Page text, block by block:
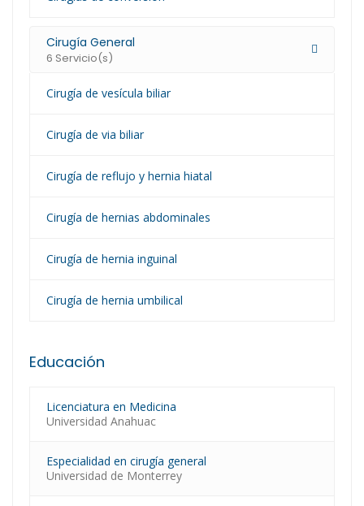
Cirugía General
6 Servicio(s)
Cirugía de vesícula biliar
Cirugía de via biliar
Cirugía de reflujo y hernia hiatal
Cirugía de hernias abdominales
Cirugía de hernia inguinal
Cirugía de hernia umbilical
Educación
Licenciatura en Medicina
Universidad Anahuac
Especialidad en cirugía general
Universidad de Monterrey